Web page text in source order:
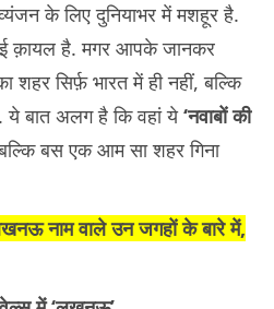
के लिए दुनियाभर में मशहूर है.
क़ायल है. मगर आपके जानकर
शहर सिर्फ़ भारत में ही नहीं, बल्कि
ये बात अलग है कि वहां ये‘नवाबों की
बस एक आम सा शहर गिना
नाम वाले उन जगहों के बारे में,